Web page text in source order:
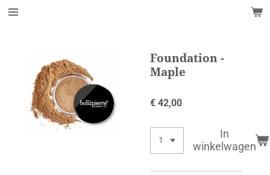
Ga
hoofdinhoud
Foundation -
Maple
€ 42,00
In
winkelwagen